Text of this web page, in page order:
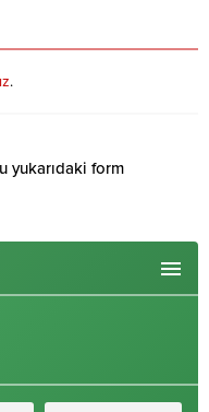
.
yukarıdaki form